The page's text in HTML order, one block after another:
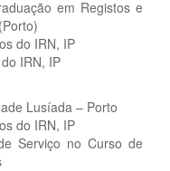
em Registos e
do IRN, IP
IRN, IP
Lusíada – Porto
do IRN, IP
Serviço no Curso de